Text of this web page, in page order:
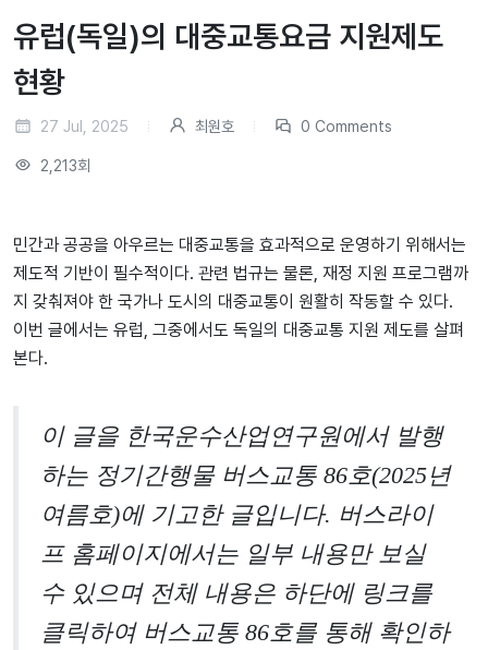
유럽(독일)의 대중교통요금 지원제도
현황
27 Jul, 2025 최원호 0 Comments
2,213회
민간과 공공을 아우르는 대중교통을 효과적으로 운영하기 위해서는
제도적 기반이 필수적이다. 관련 법규는 물론, 재정 지원 프로그램까
지 갖춰져야 한 국가나 도시의 대중교통이 원활히 작동할 수 있다.
이번 글에서는 유럽, 그중에서도 독일의 대중교통 지원 제도를 살펴
본다.
이 글을 한국운수산업연구원에서 발행
하는 정기간행물 버스교통 86호(2025년
여름호)에 기고한 글입니다. 버스라이
프 홈페이지에서는 일부 내용만 보실
수 있으며 전체 내용은 하단에 링크를
클릭하여 버스교통 86호를 통해 확인하